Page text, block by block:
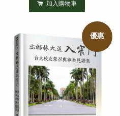
加入購物車
優惠